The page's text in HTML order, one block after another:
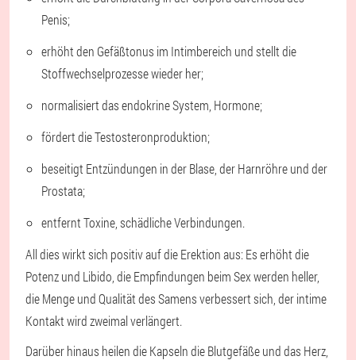
Penis;
erhöht den Gefäßtonus im Intimbereich und stellt die
Stoffwechselprozesse wieder her;
normalisiert das endokrine System, Hormone;
fördert die Testosteronproduktion;
beseitigt Entzündungen in der Blase, der Harnröhre und der
Prostata;
entfernt Toxine, schädliche Verbindungen.
All dies wirkt sich positiv auf die Erektion aus: Es erhöht die
Potenz und Libido, die Empfindungen beim Sex werden heller,
die Menge und Qualität des Samens verbessert sich, der intime
Kontakt wird zweimal verlängert.
Darüber hinaus heilen die Kapseln die Blutgefäße und das Herz,